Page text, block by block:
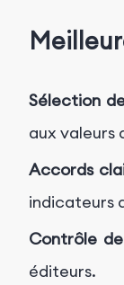
Sélection
aux valeurs
Accords
indicateurs
Contrôle
éditeurs.